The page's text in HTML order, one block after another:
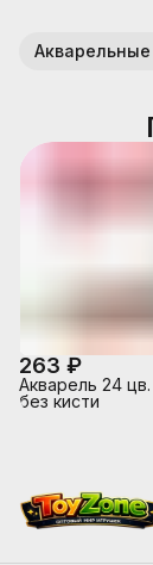
263 ₽
Акварель 24
без кисти